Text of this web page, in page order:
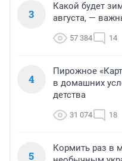
3
Какой будет
августа, —
57 384 14
4
Пирожное
в домашних
детства
31 074 18
5
Кормить раз в